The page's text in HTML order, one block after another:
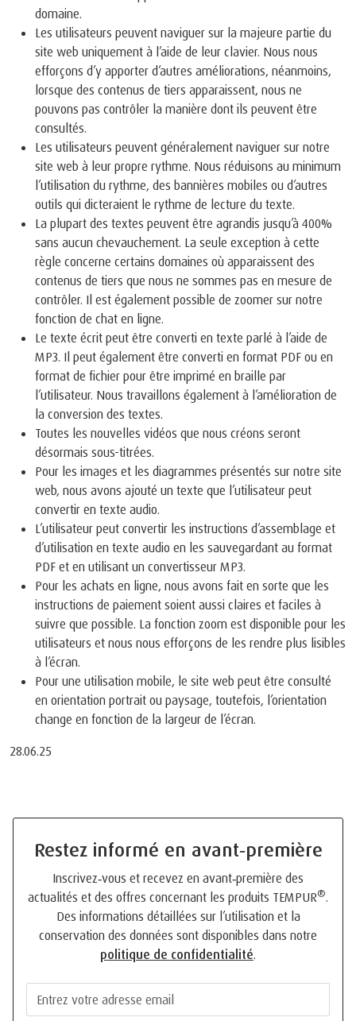
domaine.
Les utilisateurs peuvent naviguer sur la majeure partie du
site web uniquement à l’aide de leur clavier. Nous nous
efforçons d’y apporter d’autres améliorations, néanmoins,
lorsque des contenus de tiers apparaissent, nous ne
pouvons pas contrôler la manière dont ils peuvent être
consultés.
Les utilisateurs peuvent généralement naviguer sur notre
site web à leur propre rythme. Nous réduisons au minimum
l’utilisation du rythme, des bannières mobiles ou d’autres
outils qui dicteraient le rythme de lecture du texte.
La plupart des textes peuvent être agrandis jusqu’à 400%
sans aucun chevauchement. La seule exception à cette
règle concerne certains domaines où apparaissent des
contenus de tiers que nous ne sommes pas en mesure de
contrôler. Il est également possible de zoomer sur notre
fonction de chat en ligne.
Le texte écrit peut être converti en texte parlé à l’aide de
MP3. Il peut également être converti en format PDF ou en
format de fichier pour être imprimé en braille par
l’utilisateur. Nous travaillons également à l’amélioration de
la conversion des textes.
Toutes les nouvelles vidéos que nous créons seront
désormais sous-titrées.
Pour les images et les diagrammes présentés sur notre site
web, nous avons ajouté un texte que l’utilisateur peut
convertir en texte audio.
L’utilisateur peut convertir les instructions d’assemblage et
d’utilisation en texte audio en les sauvegardant au format
PDF et en utilisant un convertisseur MP3.
Pour les achats en ligne, nous avons fait en sorte que les
instructions de paiement soient aussi claires et faciles à
suivre que possible. La fonction zoom est disponible pour les
utilisateurs et nous nous efforçons de les rendre plus lisibles
à l’écran.
Pour une utilisation mobile, le site web peut être consulté
en orientation portrait ou paysage, toutefois, l’orientation
change en fonction de la largeur de l’écran.
28.06.25
Restez informé en avant‑première
Inscrivez‑vous et recevez en avant‑première des
actualités et des offres concernant les produits TEMPUR®.
Des informations détaillées sur l’utilisation et la
conservation des données sont disponibles dans notre
politique de confidentialité.